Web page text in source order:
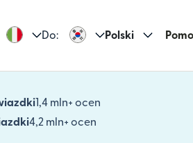
Do: Polski
1,4 mln+ ocen
(otwiera się w
4,2 mln+ ocen
(otwiera się w